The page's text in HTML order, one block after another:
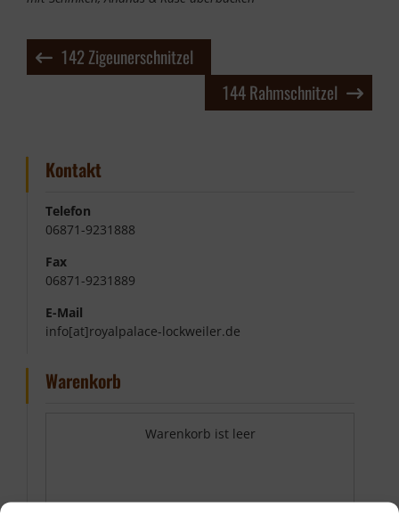
Beitragsnavigation
142 Zigeunerschnitzel
144 Rahmschnitzel
Kontakt
Telefon
06871-9231888
Fax
06871-9231889
E-Mail
info[at]royalpalace-lockweiler.de
Warenkorb
Warenkorb ist leer